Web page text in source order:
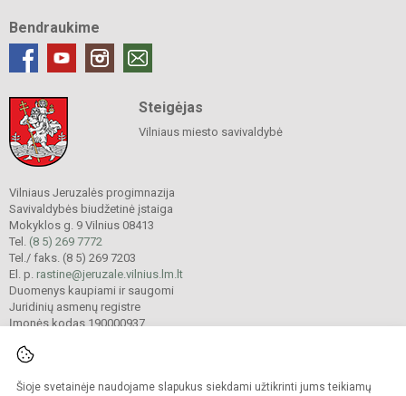
Šioje svetainėje naudojame slapukus siekdami užtikrinti jums teikiamų
Bendraukime
Steigėjas
Vilniaus miesto savivaldybė
Vilniaus Jeruzalės progimnazija
Savivaldybės biudžetinė įstaiga
Mokyklos g. 9 Vilnius 08413
Tel. (8 5) 269 7772
Tel./ faks. (8 5) 269 7203
El. p. rastine@jeruzale.vilnius.lm.lt
Duomenys kaupiami ir saugomi
Juridinių asmenų registre
Įmonės kodas 190000937
© 2024. Vilniaus Jeruzalės progimnazija. Visos teisės saugomos.